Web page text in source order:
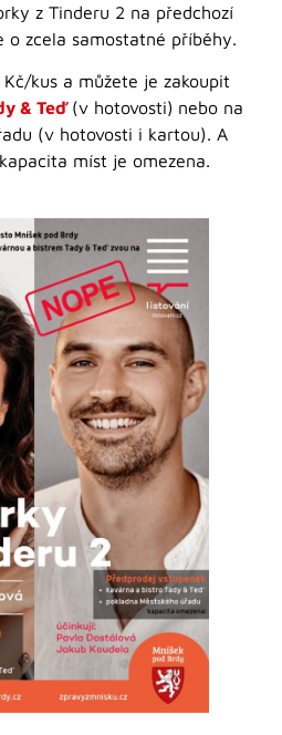
z Tinderu 2 na předchozí
o zcela samostatné příběhy.
kus a můžete je zakoupit
& Teď(v hotovosti) nebo na
(v hotovosti i kartou). A
míst je omezena.